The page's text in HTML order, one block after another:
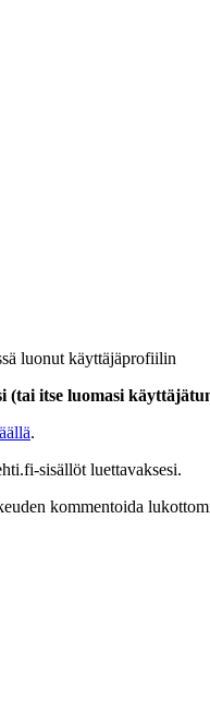
luonut käyttäjäprofiilin
itse luomasi
.
sisällöt luettavaksesi.
kommentoida